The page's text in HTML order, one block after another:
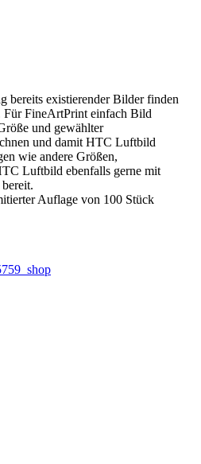
bereits existierender Bilder finden
Für FineArtPrint einfach Bild
und gewählter
und damit HTC Luftbild
wie andere Größen,
Luftbild ebenfalls gerne mit
Auflage von 100 Stück